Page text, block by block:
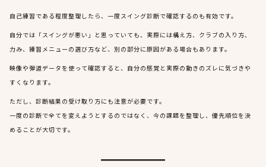
自己練習である程度整理したら、一度スイング診断で確認するのも有効です。
自分では「スイングが悪い」と思っていても、実際には構え方、クラブの入り方、
力み、練習メニューの選び方など、別の部分に原因がある場合もあります。
映像や弾道データを使って確認すると、自分の感覚と実際の動きのズレに気づきや
すくなります。
ただし、診断結果の受け取り方にも注意が必要です。
一度の診断で全てを変えようとするのではなく、今の課題を整理し、優先順位を決
めることが大切です。